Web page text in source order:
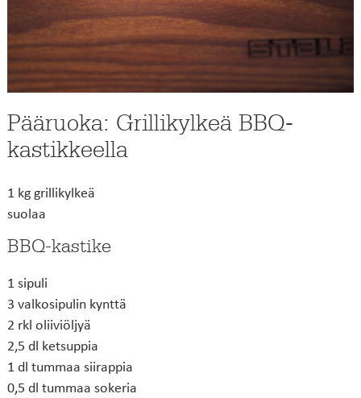
Pääruoka: Grillikylkeä BBQ-
kastikkeella
1 kg grillikylkeä
suolaa
BBQ-kastike
1 sipuli
3 valkosipulin kynttä
2 rkl oliiviöljyä
2,5 dl ketsuppia
1 dl tummaa siirappia
0,5 dl tummaa sokeria